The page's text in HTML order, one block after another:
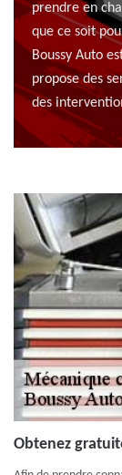
prendre en
que ce soit
Boussy Auto
propose des
des
Obtenez